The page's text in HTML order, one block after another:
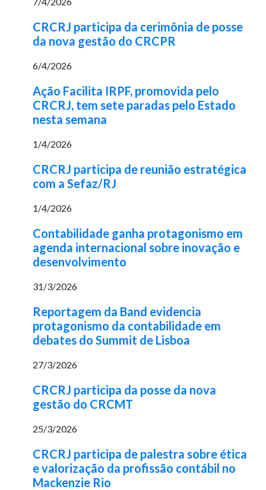
CRCRJ participa da cerimônia de posse
da nova gestão do CRCPR
6/4/2026
Ação Facilita IRPF, promovida pelo
CRCRJ, tem sete paradas pelo Estado
nesta semana
1/4/2026
CRCRJ participa de reunião estratégica
com a Sefaz/RJ
1/4/2026
Contabilidade ganha protagonismo em
agenda internacional sobre inovação e
desenvolvimento
31/3/2026
Reportagem da Band evidencia
protagonismo da contabilidade em
debates do Summit de Lisboa
27/3/2026
CRCRJ participa da posse da nova
gestão do CRCMT
25/3/2026
CRCRJ participa de palestra sobre ética
e valorização da profissão contábil no
Mackenzie Rio